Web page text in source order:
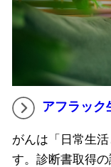
アフラック
がんは「日常生
す。診断書取得